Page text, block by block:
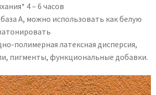
4 – 6 часов
А, можно использовать как белую
полимерная латексная дисперсия,
пигменты, функциональные добавки.